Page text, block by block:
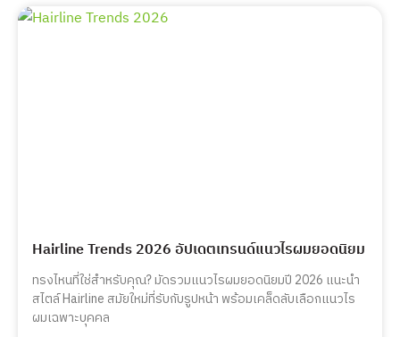
Hairline Trends 2026 อัปเดตเทรนด์แนวไรผมยอดนิยม
ทรงไหนที่ใช่สำหรับคุณ? มัดรวมแนวไรผมยอดนิยมปี 2026 แนะนำ
สไตล์ Hairline สมัยใหม่ที่รับกับรูปหน้า พร้อมเคล็ดลับเลือกแนวไร
ผมเฉพาะบุคคล